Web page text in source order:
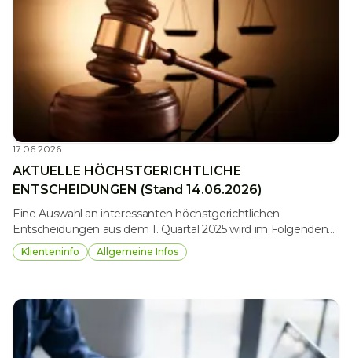
17.06.2026
AKTUELLE HÖCHSTGERICHTLICHE
ENTSCHEIDUNGEN (Stand 14.06.2026)
Eine Auswahl an interessanten höchstgerichtlichen
Entscheidungen aus dem 1. Quartal 2025 wird im Folgenden
in ihren Kernaussagen dargestellt.
Klienteninfo Allgemeine Infos